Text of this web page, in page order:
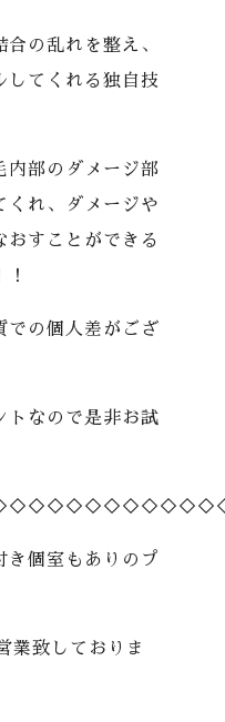
の乱れを整え、
してくれる独自技
内部のダメージ部
くれ、ダメージや
おすことができる
の個人差がござ
トなので是非お試
個室もありのプ
業致しておりま